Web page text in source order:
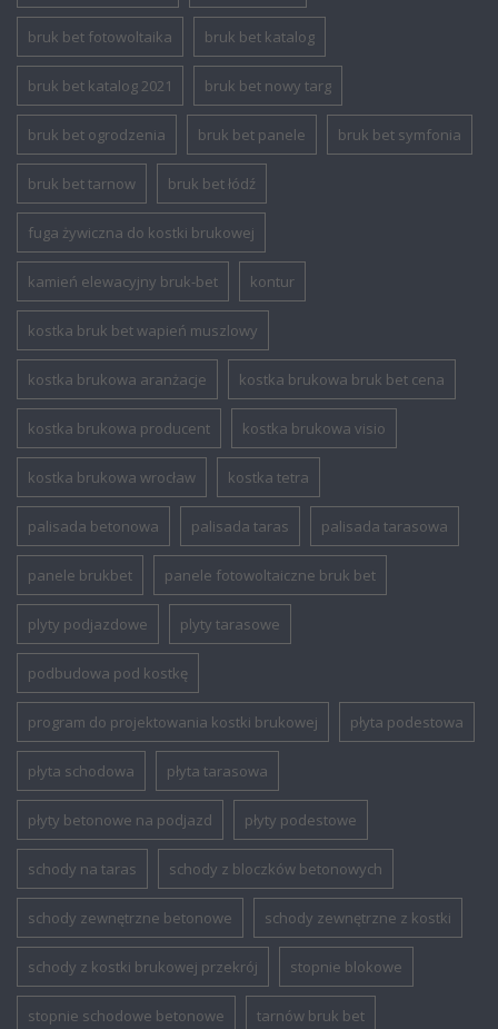
bruk bet fotowoltaika bruk bet katalog
bruk bet katalog 2021 bruk bet nowy targ
bruk bet ogrodzenia bruk bet panele bruk bet symfonia
bruk bet tarnow bruk bet łódź
fuga żywiczna do kostki brukowej
kamień elewacyjny bruk-bet kontur
kostka bruk bet wapień muszlowy
kostka brukowa aranżacje kostka brukowa bruk bet cena
kostka brukowa producent kostka brukowa visio
kostka brukowa wrocław kostka tetra
palisada betonowa palisada taras palisada tarasowa
panele brukbet panele fotowoltaiczne bruk bet
plyty podjazdowe plyty tarasowe
podbudowa pod kostkę
program do projektowania kostki brukowej płyta podestowa
płyta schodowa płyta tarasowa
płyty betonowe na podjazd płyty podestowe
schody na taras schody z bloczków betonowych
schody zewnętrzne betonowe schody zewnętrzne z kostki
schody z kostki brukowej przekrój stopnie blokowe
stopnie schodowe betonowe tarnów bruk bet